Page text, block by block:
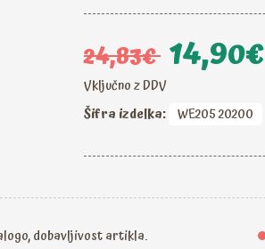
24,83€ 14,90€
Vključno z DDV
Šifra izdelka: WE205 20200
dobavljivost artikla.